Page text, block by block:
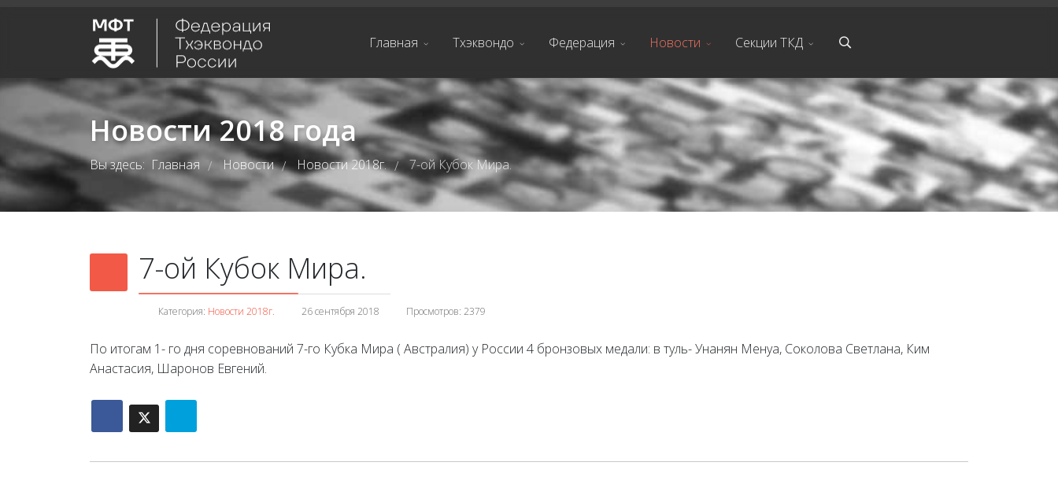
Главная Тхэквондо Федерация Новости Секции ТКД
Новости 2018 года
Вы здесь: Главная / Новости / Новости 2018г. / 7-ой Кубок Мира.
7-ой Кубок Мира.
Категория: Новости 2018г. 26 сентября 2018 Просмотров: 2379
По итогам 1- го дня соревнований 7-го Кубка Мира ( Австралия) у России 4 бронзовых медали: в туль- Унанян Менуа, Соколова Светлана, Ким
Анастасия, Шаронов Евгений.